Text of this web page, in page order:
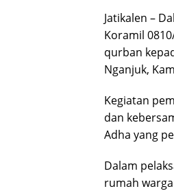
Jatikalen –
Koramil
qurban
Nganjuk,
Kegiatan
dan
Adha yang
Dalam
rumah